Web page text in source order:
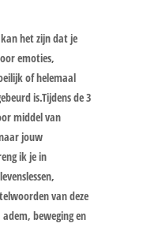
het zijn dat je
emoties,
of helemaal
is.Tijdens de 3
middel van
jouw
ik je in
van deze
beweging en